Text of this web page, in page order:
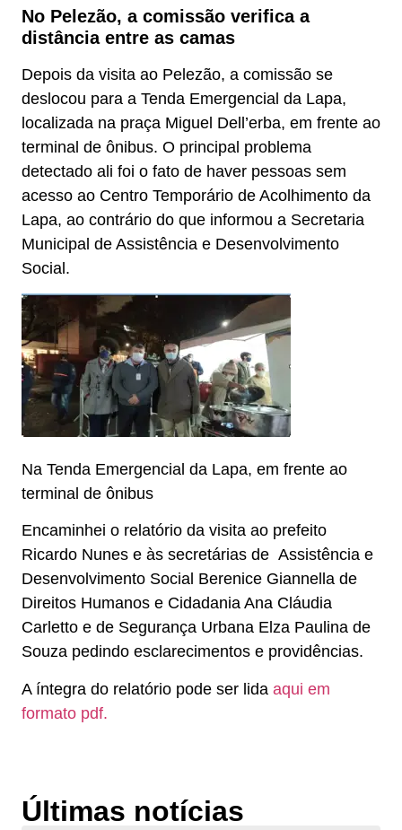
No Pelezão, a comissão verifica a
distância entre as camas
Depois da visita ao Pelezão, a comissão se
deslocou para a Tenda Emergencial da Lapa,
localizada na praça Miguel Dell’erba, em frente ao
terminal de ônibus. O principal problema
detectado ali foi o fato de haver pessoas sem
acesso ao Centro Temporário de Acolhimento da
Lapa, ao contrário do que informou a Secretaria
Municipal de Assistência e Desenvolvimento
Social.
Na Tenda Emergencial da Lapa, em frente ao
terminal de ônibus
Encaminhei o relatório da visita ao prefeito
Ricardo Nunes e às secretárias de Assistência e
Desenvolvimento Social Berenice Giannella de
Direitos Humanos e Cidadania Ana Cláudia
Carletto e de Segurança Urbana Elza Paulina de
Souza pedindo esclarecimentos e providências.
A íntegra do relatório pode ser lida aqui em
formato pdf.
Últimas notícias